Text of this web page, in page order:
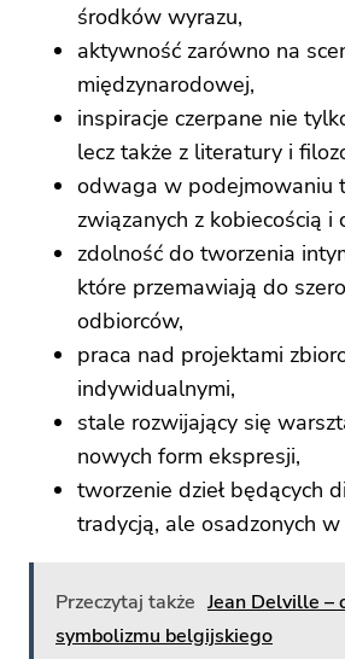
środków wyrazu,
aktywność zarówno na
międzynarodowej,
inspiracje czerpane nie
lecz także z literatury i
odwaga w podejmowaniu
związanych z kobiecością i
zdolność do tworzenia
które przemawiają do
odbiorców,
praca nad projektami
indywidualnymi,
stale rozwijający się
nowych form ekspresji,
tworzenie dzieł będących
tradycją, ale osadzonych w
Przeczytaj także Jean Delville –
symbolizmu belgijskiego